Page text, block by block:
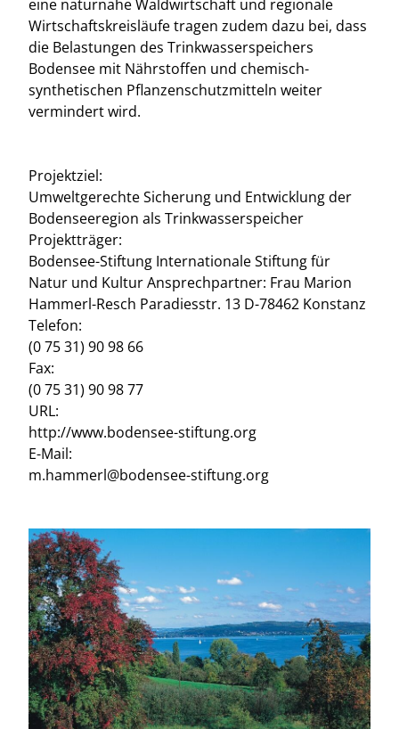
eine naturnahe Waldwirtschaft und regionale
Wirtschaftskreisläufe tragen zudem dazu bei, dass
die Belastungen des Trinkwasserspeichers
Bodensee mit Nährstoffen und chemisch-
synthetischen Pflanzenschutzmitteln weiter
vermindert wird.
Projektziel:
Umweltgerechte Sicherung und Entwicklung der
Bodenseeregion als Trinkwasserspeicher
Projektträger:
Bodensee-Stiftung Internationale Stiftung für
Natur und Kultur Ansprechpartner: Frau Marion
Hammerl-Resch Paradiesstr. 13 D-78462 Konstanz
Telefon:
(0 75 31) 90 98 66
Fax:
(0 75 31) 90 98 77
URL:
http://www.bodensee-stiftung.org
E-Mail:
m.hammerl@bodensee-stiftung.org